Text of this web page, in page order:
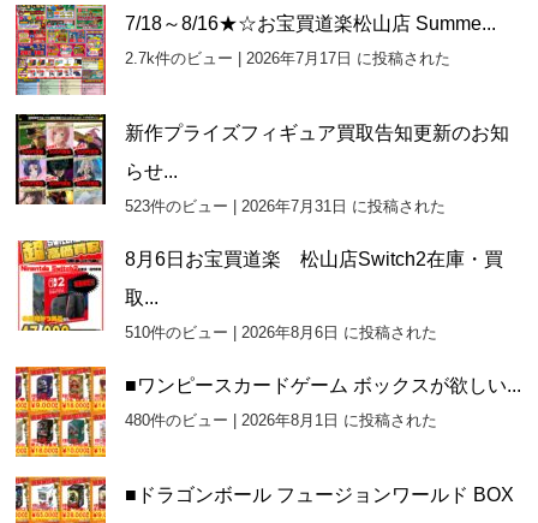
7/18～8/16★☆お宝買道楽松山店 Summe...
2.7k件のビュー |2026年7月17日 に投稿された
新作プライズフィギュア買取告知更新のお知
らせ...
523件のビュー |2026年7月31日 に投稿された
8月6日お宝買道楽 松山店Switch2在庫・買
取...
510件のビュー |2026年8月6日 に投稿された
■ワンピースカードゲーム ボックスが欲しい...
480件のビュー |2026年8月1日 に投稿された
■ドラゴンボール フュージョンワールド BOX